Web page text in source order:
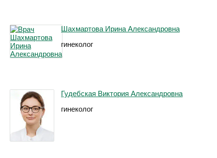
Шахмартова Ирина Александровна
гинеколог
Гудебская Виктория Александровна
гинеколог